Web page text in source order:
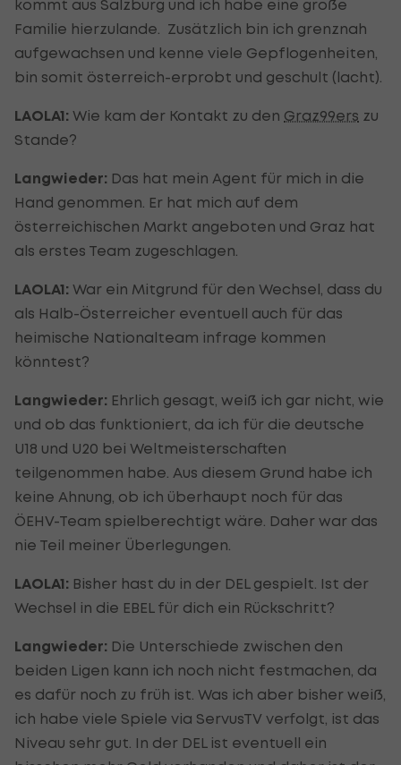
kommt aus Salzburg und ich habe eine große
Familie hierzulande. Zusätzlich bin ich grenznah
aufgewachsen und kenne viele Gepflogenheiten,
bin somit österreich-erprobt und geschult (lacht).
LAOLA1: Wie kam der Kontakt zu den Graz99ers zu
Stande?
Langwieder: Das hat mein Agent für mich in die
Hand genommen. Er hat mich auf dem
österreichischen Markt angeboten und Graz hat
als erstes Team zugeschlagen.
LAOLA1: War ein Mitgrund für den Wechsel, dass du
als Halb-Österreicher eventuell auch für das
heimische Nationalteam infrage kommen
könntest?
Langwieder: Ehrlich gesagt, weiß ich gar nicht, wie
und ob das funktioniert, da ich für die deutsche
U18 und U20 bei Weltmeisterschaften
teilgenommen habe. Aus diesem Grund habe ich
keine Ahnung, ob ich überhaupt noch für das
ÖEHV-Team spielberechtigt wäre. Daher war das
nie Teil meiner Überlegungen.
LAOLA1: Bisher hast du in der DEL gespielt. Ist der
Wechsel in die EBEL für dich ein Rückschritt?
Langwieder: Die Unterschiede zwischen den
beiden Ligen kann ich noch nicht festmachen, da
es dafür noch zu früh ist. Was ich aber bisher weiß,
ich habe viele Spiele via ServusTV verfolgt, ist das
Niveau sehr gut. In der DEL ist eventuell ein